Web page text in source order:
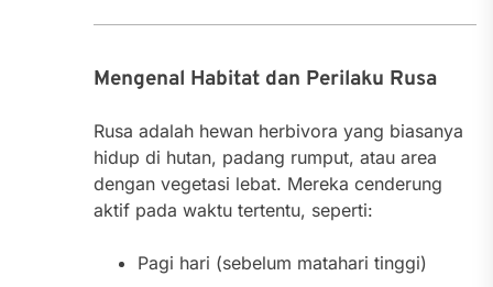
Mengenal Habitat dan Perilaku Rusa
Rusa adalah hewan herbivora yang biasanya
hidup di hutan, padang rumput, atau area
dengan vegetasi lebat. Mereka cenderung
aktif pada waktu tertentu, seperti:
Pagi hari (sebelum matahari tinggi)